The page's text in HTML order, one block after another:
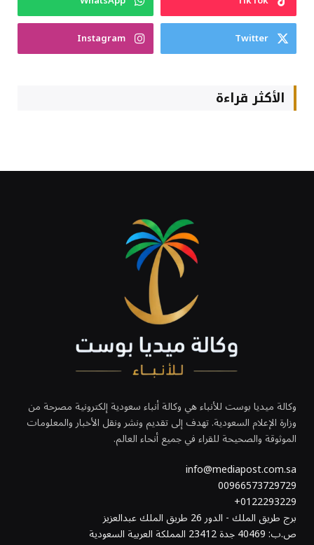
Twitter
Instagram
الأكثر قراءة
وكالة ميديا بوست للأنباء هي وكالة أنباء سعودية إلكترونية مصرحة من
وزارة الإعلام السعودية. تهدف إلى تقديم ونشر ونقل الأخبار والمعلومات
الموثوقة والصحيحة للقراء في جميع أنحاء العالم.
info@mediapost.com.sa
00966573729729
0122293229+
برج طريق الملك - الدور 26 طريق الملك عبدالعزيز
ص.ب: 40469 جدة 23412 المملكة العربية السعودية